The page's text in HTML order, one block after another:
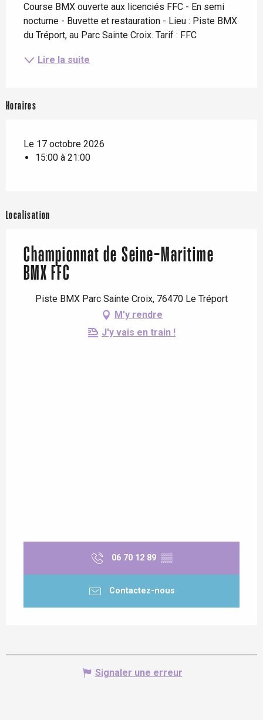
Course BMX ouverte aux licenciés FFC - En semi
nocturne - Buvette et restauration - Lieu : Piste BMX
du Tréport, au Parc Sainte Croix. Tarif : FFC
Lire la suite
Horaires
Le 17 octobre 2026
15:00 à 21:00
Localisation
Championnat de Seine-Maritime
BMX FFC
Piste BMX Parc Sainte Croix, 76470 Le Tréport
M'y rendre
J'y vais en train !
06 70 12 89 ▒▒
Contactez-nous
Signaler une erreur